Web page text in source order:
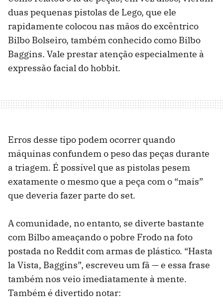
duas pequenas pistolas de Lego, que ele
rapidamente colocou nas mãos do excêntrico
Bilbo Bolseiro, também conhecido como Bilbo
Baggins. Vale prestar atenção especialmente à
expressão facial do hobbit.
Erros desse tipo podem ocorrer quando
máquinas confundem o peso das peças durante
a triagem. É possível que as pistolas pesem
exatamente o mesmo que a peça com o “mais”
que deveria fazer parte do set.
A comunidade, no entanto, se diverte bastante
com Bilbo ameaçando o pobre Frodo na foto
postada no Reddit com armas de plástico. “Hasta
la Vista, Baggins”, escreveu um fã — e essa frase
também nos veio imediatamente à mente.
Também é divertido notar: